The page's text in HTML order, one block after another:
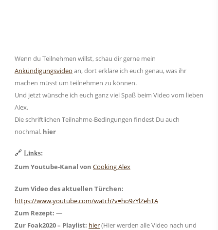
Wenn du Teilnehmen willst, schau dir gerne mein
Ankündigungsvideo an, dort erkläre ich euch genau, was ihr
machen müsst um teilnehmen zu können.
Und jetzt wünsche ich euch ganz viel Spaß beim Video vom lieben
Alex.
Die schriftlichen Teilnahme-Bedingungen findest Du auch
nochmal. hier
🔗 Links:
Zum Youtube-Kanal von Cooking Alex
Zum Video des aktuellen Türchen:
https://www.youtube.com/watch?v=ho9zYlZehTA
Zum Rezept: —
Zur Foak2020 – Playlist: hier(Hier werden alle Video nach und